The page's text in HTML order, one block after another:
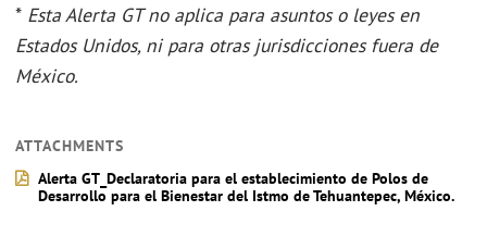
* Esta Alerta GT no aplica para asuntos o leyes en
Estados Unidos, ni para otras jurisdicciones fuera de
México.
ATTACHMENTS
Alerta GT_Declaratoria para el establecimiento de Polos de
Desarrollo para el Bienestar del Istmo de Tehuantepec, México.